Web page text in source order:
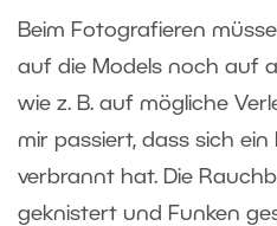
Beim Fotografieren
auf die Models noch auf
wie z. B. auf mögliche
mir passiert, dass sich ein
verbrannt hat. Die
geknistert und Funken